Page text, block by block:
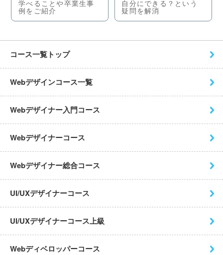
学べることや卒業生事
例をご紹介
自分にできる？という
疑問を解消
コース一覧トップ
Webデザインコース一覧
Webデザイナー入門コース
Webデザイナーコース
Webデザイナー総合コース
UI/UXデザイナーコース
UI/UXデザイナーコース上級
Webディベロッパーコース